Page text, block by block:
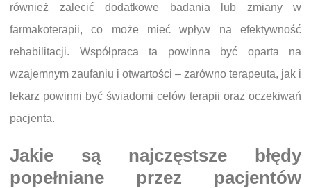
również zalecić dodatkowe badania lub zmiany w
farmakoterapii, co może mieć wpływ na efektywność
rehabilitacji. Współpraca ta powinna być oparta na
wzajemnym zaufaniu i otwartości – zarówno terapeuta, jak i
lekarz powinni być świadomi celów terapii oraz oczekiwań
pacjenta.
Jakie są najczęstsze błędy
popełniane przez pacjentów